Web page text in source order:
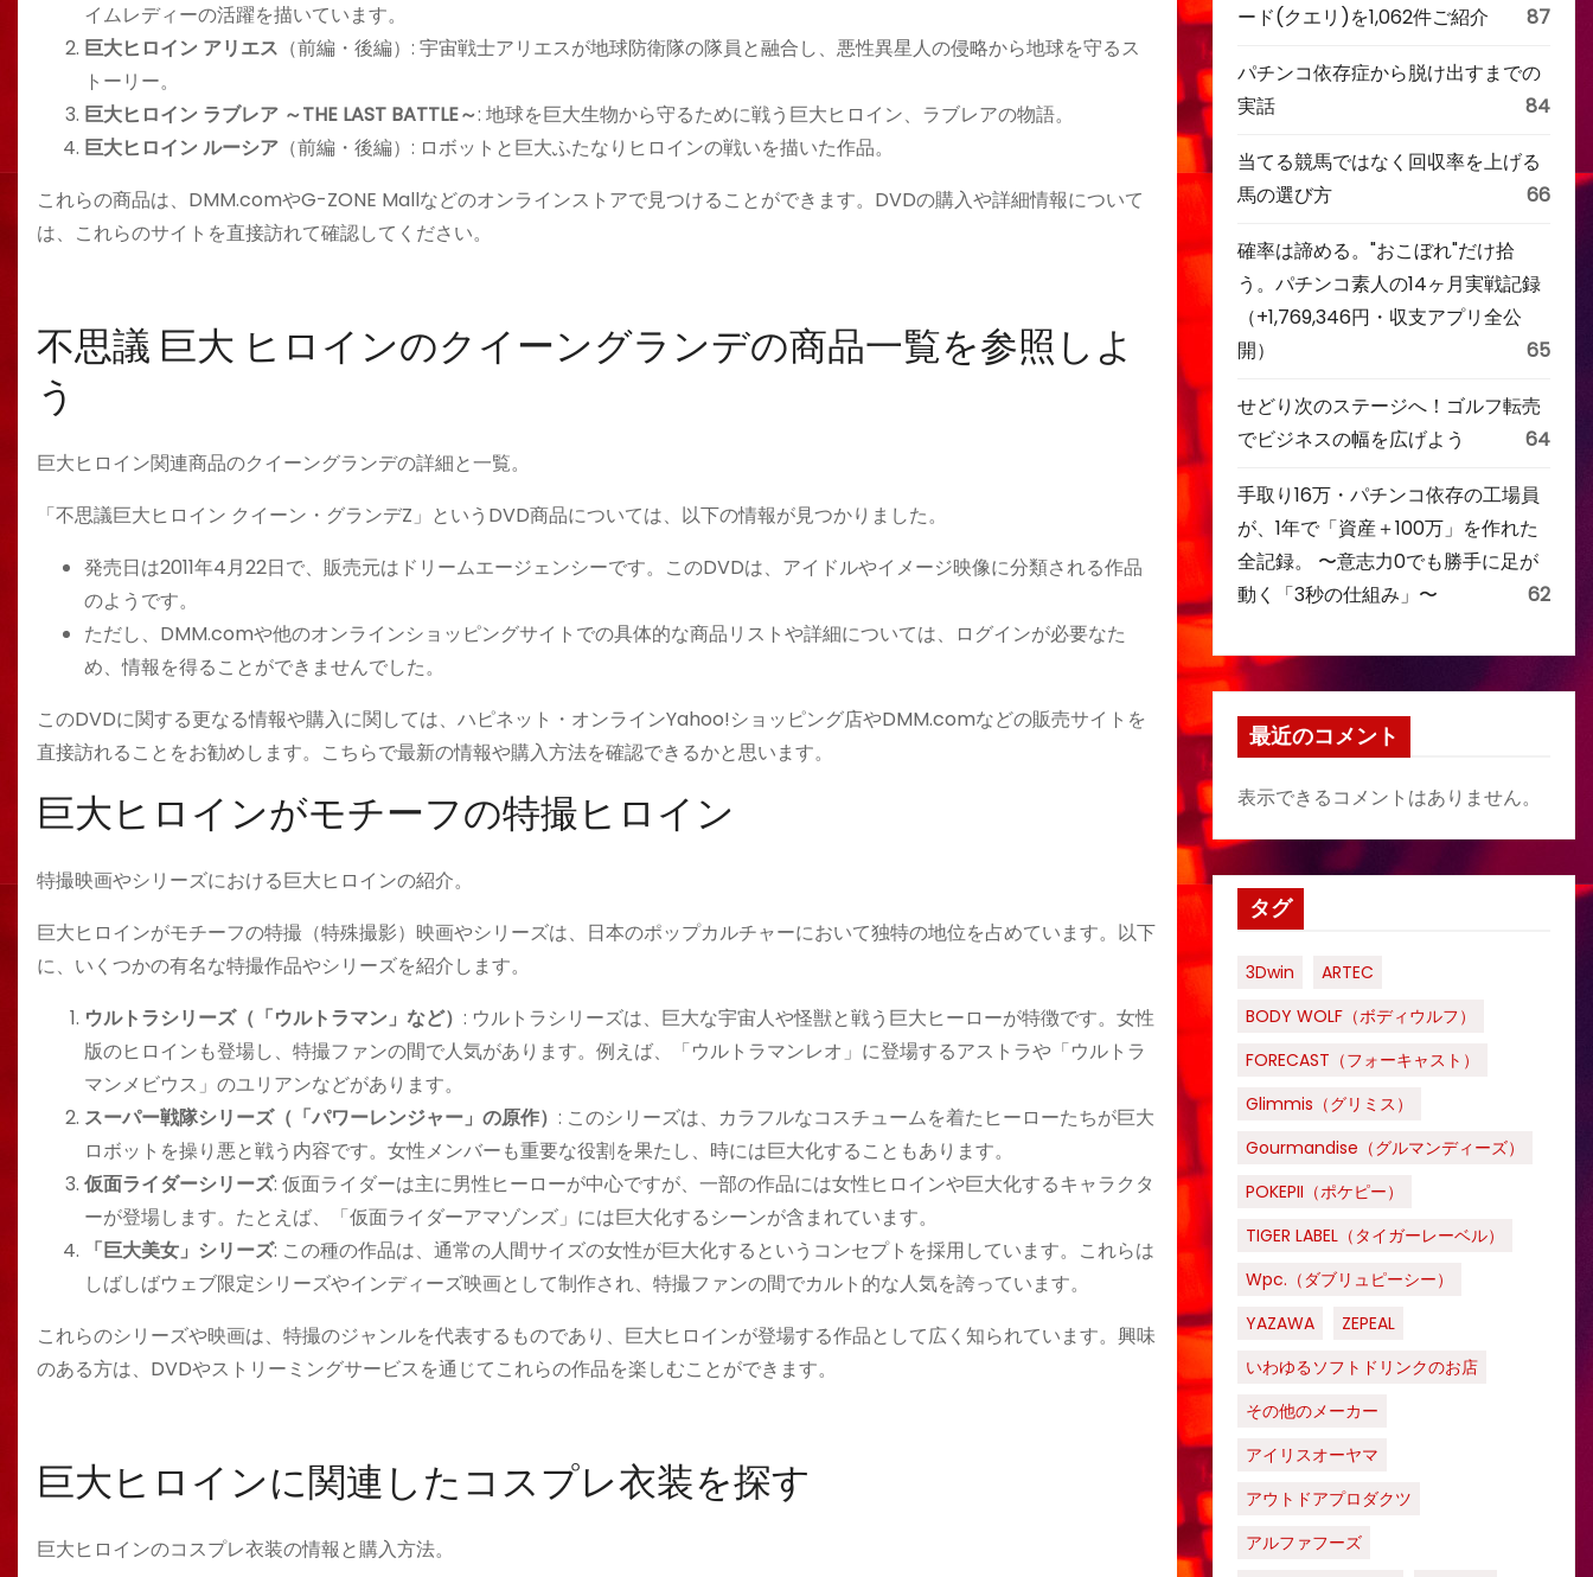
イムレディーの活躍を描いています。
巨大ヒロイン アリエス （前編・後編）: 宇宙戦士アリエスが地球防衛隊の隊員と融合し、悪性異星人の侵略から地球を守るス
トーリー。
巨大ヒロイン ラブレア ～THE LAST BATTLE～: 地球を巨大生物から守るために戦う巨大ヒロイン、ラブレアの物語。
巨大ヒロイン ルーシア （前編・後編）: ロボットと巨大ふたなりヒロインの戦いを描いた作品。
これらの商品は、DMM.comやG-ZONE Mallなどのオンラインストアで見つけることができます。DVDの購入や詳細情報について
は、これらのサイトを直接訪れて確認してください。
不思議 巨大 ヒロインのクイーングランデの商品一覧を参照しよ
う
巨大ヒロイン関連商品のクイーングランデの詳細と一覧。
「不思議巨大ヒロイン クイーン・グランデZ」というDVD商品については、以下の情報が見つかりました。
発売日は2011年4月22日で、販売元はドリームエージェンシーです。このDVDは、アイドルやイメージ映像に分類される作品
のようです​​。
ただし、DMM.comや他のオンラインショッピングサイトでの具体的な商品リストや詳細については、ログインが必要なた
め、情報を得ることができませんでした​​​​。
このDVDに関する更なる情報や購入に関しては、ハピネット・オンラインYahoo!ショッピング店やDMM.comなどの販売サイトを
直接訪れることをお勧めします。こちらで最新の情報や購入方法を確認できるかと思います。
巨大ヒロインがモチーフの特撮ヒロイン
特撮映画やシリーズにおける巨大ヒロインの紹介。
巨大ヒロインがモチーフの特撮（特殊撮影）映画やシリーズは、日本のポップカルチャーにおいて独特の地位を占めています。以下
に、いくつかの有名な特撮作品やシリーズを紹介します。
ウルトラシリーズ（「ウルトラマン」など） : ウルトラシリーズは、巨大な宇宙人や怪獣と戦う巨大ヒーローが特徴です。女性
版のヒロインも登場し、特撮ファンの間で人気があります。例えば、「ウルトラマンレオ」に登場するアストラや「ウルトラ
マンメビウス」のユリアンなどがあります。
スーパー戦隊シリーズ（「パワーレンジャー」の原作） : このシリーズは、カラフルなコスチュームを着たヒーローたちが巨大
ロボットを操り悪と戦う内容です。女性メンバーも重要な役割を果たし、時には巨大化することもあります。
仮面ライダーシリーズ: 仮面ライダーは主に男性ヒーローが中心ですが、一部の作品には女性ヒロインや巨大化するキャラクタ
ーが登場します。たとえば、「仮面ライダーアマゾンズ」には巨大化するシーンが含まれています。
「巨大美女」シリーズ: この種の作品は、通常の人間サイズの女性が巨大化するというコンセプトを採用しています。これらは
しばしばウェブ限定シリーズやインディーズ映画として制作され、特撮ファンの間でカルト的な人気を誇っています。
これらのシリーズや映画は、特撮のジャンルを代表するものであり、巨大ヒロインが登場する作品として広く知られています。興味
のある方は、DVDやストリーミングサービスを通じてこれらの作品を楽しむことができます。
巨大ヒロインに関連したコスプレ衣装を探す
巨大ヒロインのコスプレ衣装の情報と購入方法。
ード(クエリ)を1,062件ご紹介
87
パチンコ依存症から脱け出すまでの
実話
84
当てる競馬ではなく回収率を上げる
馬の選び方
66
確率は諦める。"おこぼれ"だけ拾
う。パチンコ素人の14ヶ月実戦記録
（+1,769,346円・収支アプリ全公
開）
65
せどり次のステージへ！ゴルフ転売
でビジネスの幅を広げよう
64
手取り16万・パチンコ依存の工場員
が、1年で「資産＋100万」を作れた
全記録。 〜意志力0でも勝手に足が
動く「3秒の仕組み」〜
62
最近のコメント
表示できるコメントはありません。
タグ
3Dwin
ARTEC
BODY WOLF（ボディウルフ）
FORECAST（フォーキャスト）
Glimmis（グリミス）
Gourmandise（グルマンディーズ）
POKEPII（ポケピー）
TIGER LABEL（タイガーレーベル）
Wpc.（ダブリュピーシー）
YAZAWA
ZEPEAL
いわゆるソフトドリンクのお店
その他のメーカー
アイリスオーヤマ
アウトドアプロダクツ
アルファフーズ